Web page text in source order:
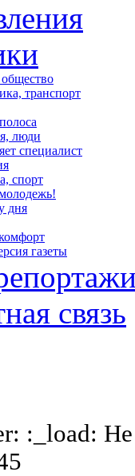
транспорт
люди
специалист
спорт
дня
газеты
связь
:_load: Не